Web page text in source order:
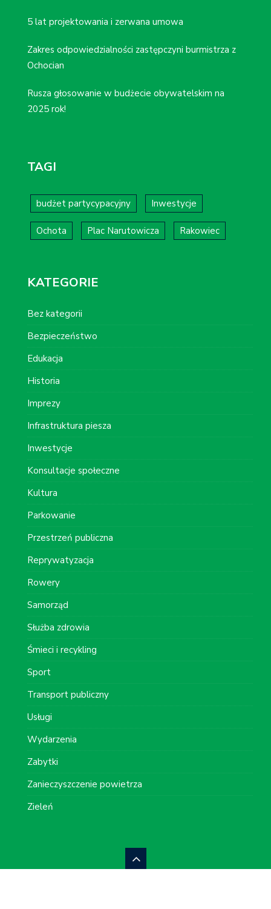
5 lat projektowania i zerwana umowa
Zakres odpowiedzialności zastępczyni burmistrza z
Ochocian
Rusza głosowanie w budżecie obywatelskim na
2025 rok!
TAGI
budżet partycypacyjny Inwestycje
Ochota Plac Narutowicza Rakowiec
KATEGORIE
Bez kategorii
Bezpieczeństwo
Edukacja
Historia
Imprezy
Infrastruktura piesza
Inwestycje
Konsultacje społeczne
Kultura
Parkowanie
Przestrzeń publiczna
Reprywatyzacja
Rowery
Samorząd
Służba zdrowia
Śmieci i recykling
Sport
Transport publiczny
Usługi
Wydarzenia
Zabytki
Zanieczyszczenie powietrza
Zieleń